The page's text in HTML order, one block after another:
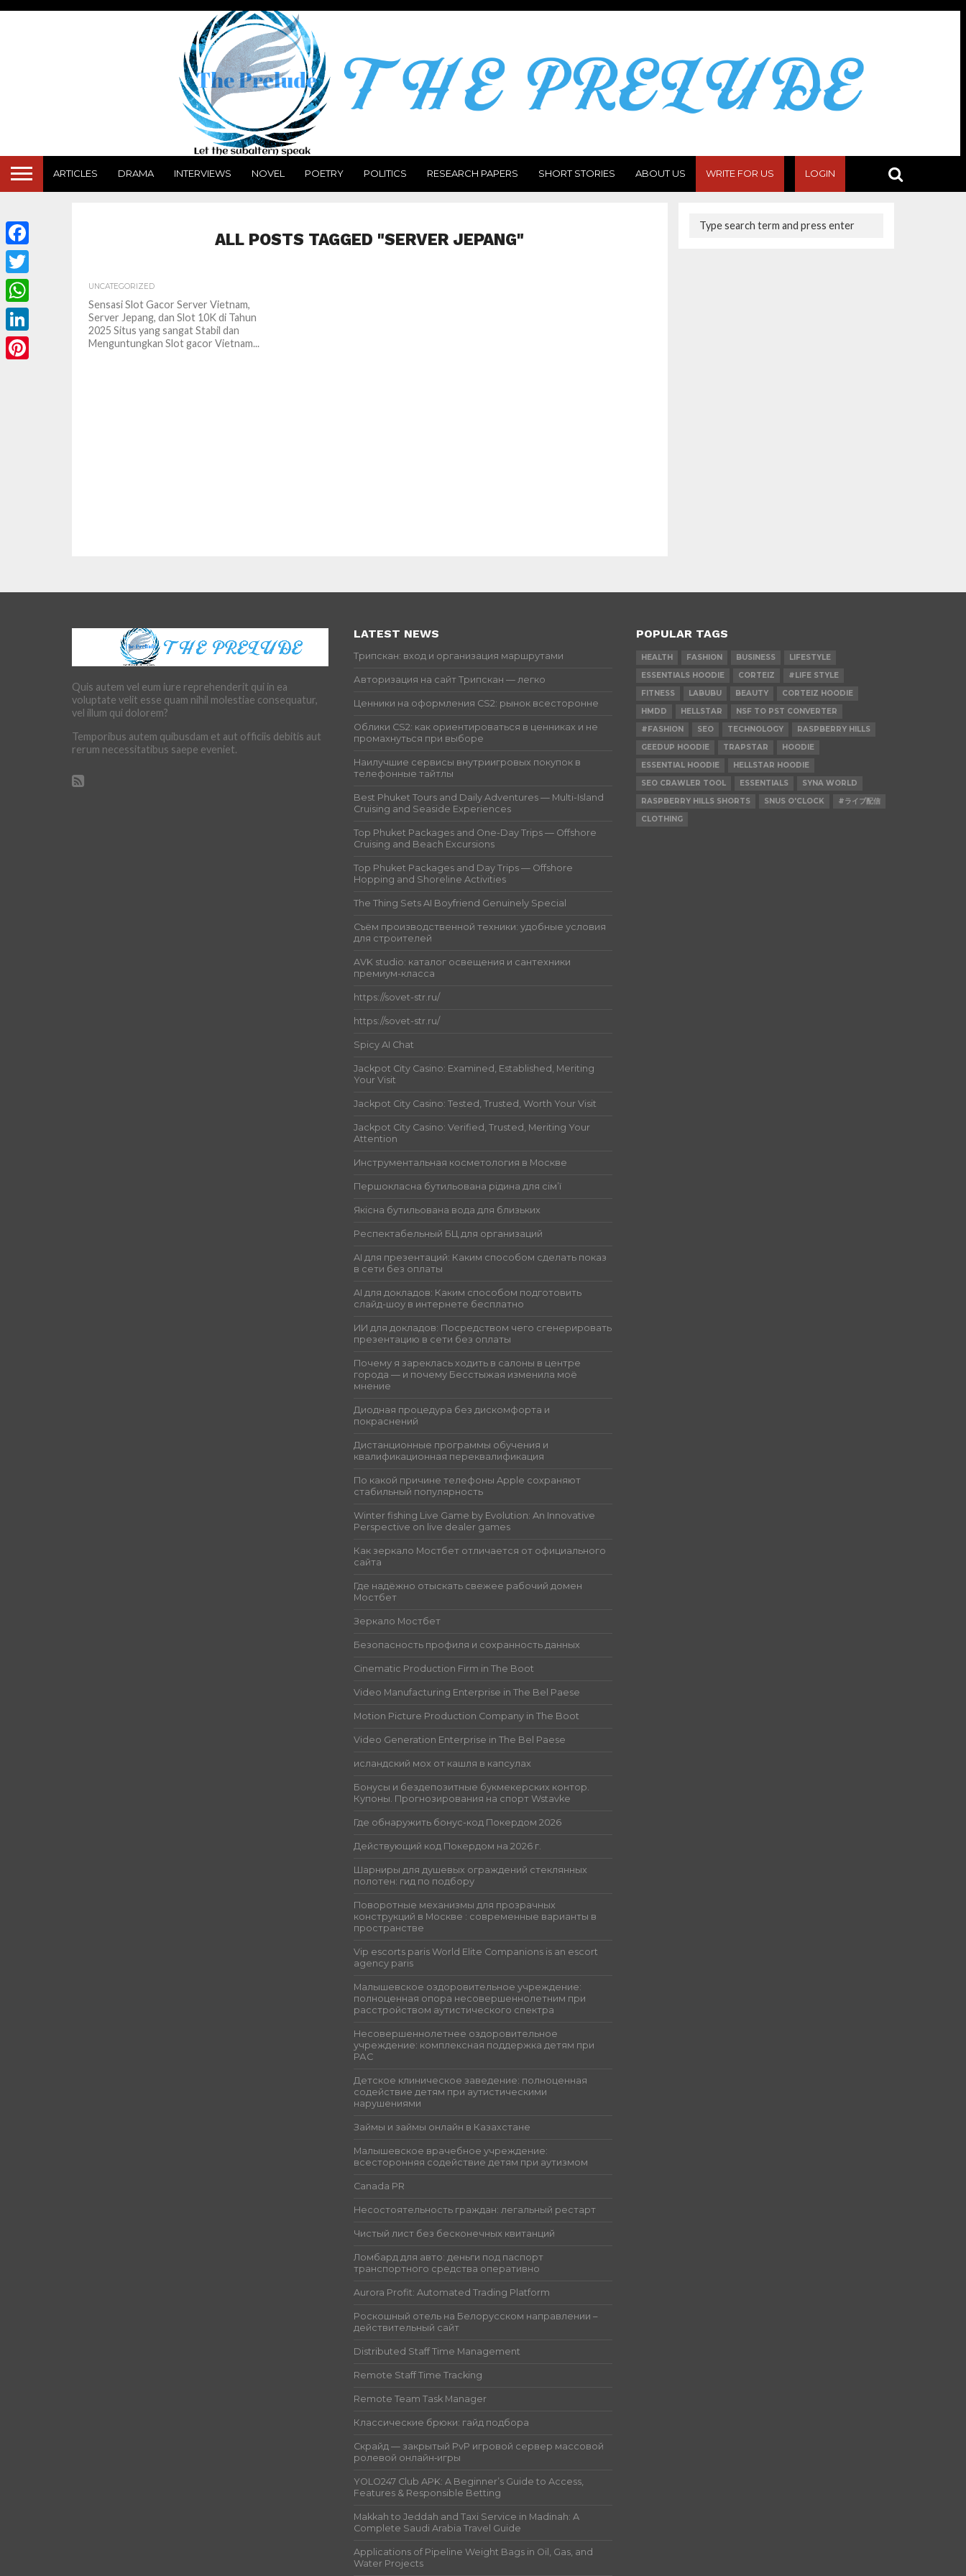
ARTICLES DRAMA INTERVIEWS NOVEL POETRY POLITICS RESEARCH PAPERS SHORT STORIES ABOUT US WRITE FOR US LOGIN
ALL POSTS TAGGED "SERVER JEPANG"
UNCATEGORIZED
Sensasi Slot Gacor Server Vietnam,
Server Jepang, dan Slot 10K di Tahun
2025 Situs yang sangat Stabil dan
Menguntungkan Slot gacor Vietnam...
Quis autem vel eum iure reprehenderit qui in ea
voluptate velit esse quam nihil molestiae consequatur,
vel illum qui dolorem?
Temporibus autem quibusdam et aut officiis debitis aut
rerum necessitatibus saepe eveniet.
LATEST NEWS
Трипскан: вход и организация маршрутами
Авторизация на сайт Трипскан — легко
Ценники на оформления CS2: рынок всесторонне
Облики CS2: как ориентироваться в ценниках и не
промахнуться при выборе
Наилучшие сервисы внутриигровых покупок в
телефонные тайтлы
Best Phuket Tours and Daily Adventures — Multi-Island
Cruising and Seaside Experiences
Top Phuket Packages and One-Day Trips — Offshore
Cruising and Beach Excursions
Top Phuket Packages and Day Trips — Offshore
Hopping and Shoreline Activities
The Thing Sets AI Boyfriend Genuinely Special
Съём производственной техники: удобные условия
для строителей
AVK studio: каталог освещения и сантехники
премиум-класса
https://sovet-str.ru/
https://sovet-str.ru/
Spicy AI Chat
Jackpot City Casino: Examined, Established, Meriting
Your Visit
Jackpot City Casino: Tested, Trusted, Worth Your Visit
Jackpot City Casino: Verified, Trusted, Meriting Your
Attention
Инструментальная косметология в Москве
Першокласна бутильована рідина для сім’ї
Якісна бутильована вода для близьких
Респектабельный БЦ для организаций
AI для презентаций: Каким способом сделать показ
в сети без оплаты
AI для докладов: Каким способом подготовить
слайд-шоу в интернете бесплатно
ИИ для докладов: Посредством чего сгенерировать
презентацию в сети без оплаты
Почему я зареклась ходить в салоны в центре
города — и почему Бесстыжая изменила моё
мнение
Диодная процедура без дискомфорта и
покраснений
Дистанционные программы обучения и
квалификационная переквалификация
По какой причине телефоны Apple сохраняют
стабильный популярность
Winter fishing Live Game by Evolution: An Innovative
Perspective on live dealer games
Как зеркало Мостбет отличается от официального
сайта
Где надёжно отыскать свежее рабочий домен
Мостбет
Зеркало Мостбет
Безопасность профиля и сохранность данных
Cinematic Production Firm in The Boot
Video Manufacturing Enterprise in The Bel Paese
Motion Picture Production Company in The Boot
Video Generation Enterprise in The Bel Paese
исландский мох от кашля в капсулах
Бонусы и бездепозитные букмекерских контор.
Купоны. Прогнозирования на спорт Wstavke
Где обнаружить бонус-код Покердом 2026
Действующий код Покердом на 2026 г.
Шарниры для душевых ограждений стеклянных
полотен: гид по подбору
Поворотные механизмы для прозрачных
конструкций в Москве : современные варианты в
пространстве
Vip escorts paris World Elite Companions is an escort
agency paris
Малышевское оздоровительное учреждение:
полноценная опора несовершеннолетним при
расстройством аутистического спектра
Несовершеннолетнее оздоровительное
учреждение: комплексная поддержка детям при
РАС
Детское клиническое заведение: полноценная
содействие детям при аутистическими
нарушениями
Займы и займы онлайн в Казахстане
Малышевское врачебное учреждение:
всесторонняя содействие детям при аутизмом
Canada PR
Несостоятельность граждан: легальный рестарт
Чистый лист без бесконечных квитанций
Ломбард для авто: деньги под паспорт
транспортного средства оперативно
Aurora Profit: Automated Trading Platform
Роскошный отель на Белорусском направлении –
действительный сайт
Distributed Staff Time Management
Remote Staff Time Tracking
Remote Team Task Manager
Классические брюки: гайд подбора
Скрайд — закрытый PvP игровой сервер массовой
ролевой онлайн‑игры
YOLO247 Club APK: A Beginner’s Guide to Access,
Features & Responsible Betting
Makkah to Jeddah and Taxi Service in Madinah: A
Complete Saudi Arabia Travel Guide
Applications of Pipeline Weight Bags in Oil, Gas, and
Water Projects
POPULAR TAGS
HEALTH FASHION BUSINESS
LIFESTYLE
ESSENTIALS HOODIE
CORTEIZ
#LIFE STYLE
FITNESS
LABUBU BEAUTY
CORTEIZ HOODIE
HMDD
HELLSTAR
NSF TO PST CONVERTER
#FASHION
SEO TECHNOLOGY
RASPBERRY HILLS
GEEDUP HOODIE
TRAPSTAR
HOODIE
ESSENTIAL HOODIE
HELLSTAR HOODIE
SEO CRAWLER TOOL
ESSENTIALS
SYNA WORLD
RASPBERRY HILLS SHORTS
SNUS O'CLOCK
#ライブ配信
CLOTHING
Facebook
Twitter
WhatsApp
LinkedIn